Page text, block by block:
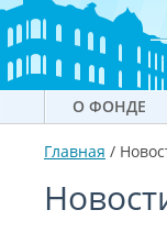
О ФОНДЕ
Главная /